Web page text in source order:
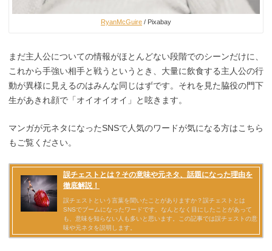
RyanMcGuire / Pixabay
まだ主人公についての情報がほとんどない段階でのシーンだけに、
これから手強い相手と戦うというとき、大量に飲食する主人公の行
動が異様に見えるのはみんな同じはずです。それを見た脇役の門下
生があきれ顔で「オイオイオイ」と呟きます。
マンガが元ネタになったSNSで人気のワードが気になる方はこちら
もご覧ください。